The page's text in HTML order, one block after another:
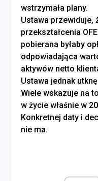
wstrzymała plany.
Ustawa przewiduje,
przekształcenia
pobierana byłaby
odpowiadająca
aktywów netto
Ustawa jednak
Wiele wskazuje na
w życie właśnie w
Konkretnej daty i
nie ma.